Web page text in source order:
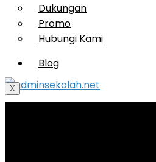
Dukungan
Promo
Hubungi Kami
Blog
X